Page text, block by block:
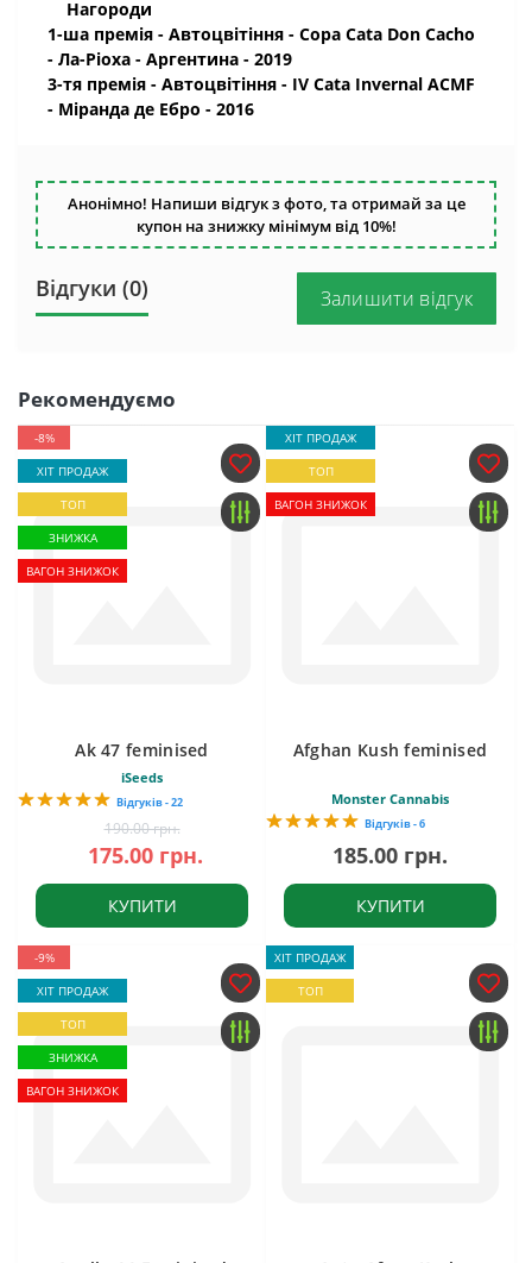
Нагороди
1-ша премія - Автоцвітіння - Copa Cata Don Cacho
- Ла-Ріоха - Аргентина - 2019
3-тя премія - Автоцвітіння - IV Cata Invernal ACMF
- Міранда де Ебро - 2016
Анонімно! Напиши відгук з фото, та отримай за це
купон на знижку мінімум від 10%!
Відгуки (0) Залишити відгук
Рекомендуємо
-8%
ХІТ ПРОДАЖ
ТОП
ЗНИЖКА
ВАГОН ЗНИЖОК
Ak 47 feminised
iSeeds
Відгуків - 22
190.00 грн.
175.00 грн.
КУПИТИ
ХІТ ПРОДАЖ
ТОП
ВАГОН ЗНИЖОК
Afghan Kush feminised
Monster Cannabis
Відгуків - 6
185.00 грн.
КУПИТИ
-9%
ХІТ ПРОДАЖ
ТОП
ЗНИЖКА
ВАГОН ЗНИЖОК
ХІТ ПРОДАЖ
ТОП